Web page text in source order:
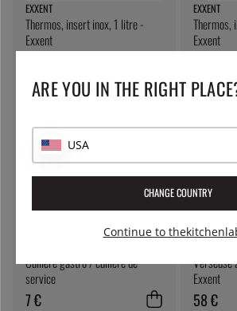
EXXENT
Thermos, insert inox, 1 litre -
Exxent
EXXENT
Thermos,
Exxent
Cuillère gastro / cuillère de
service
7 €
Verseuse
Exxent
58 €
ARE YOU IN THE RIGHT
USA
CHANGE COUNTRY
Continue to